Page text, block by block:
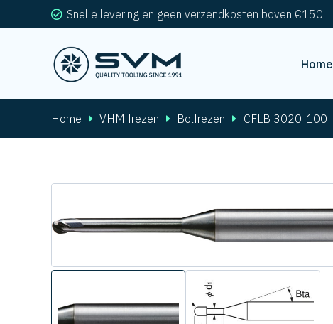
Snelle levering en geen verzendkosten boven €150.
Home
Home VHM frezen Bolfrezen CFLB 3020-100